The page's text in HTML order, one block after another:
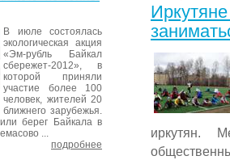
В июле состоялась
экологическая акция
«Эм-рубль Байкал
сбережет-2012», в
которой приняли
участие более 100
человек, жителей 20
зарубежья.
берег Байкала в
...
подробнее
иркутян.